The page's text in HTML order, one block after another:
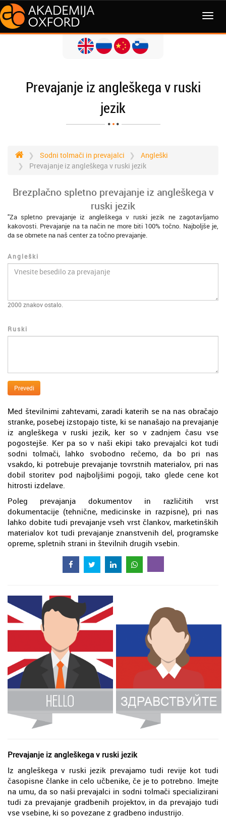
MENI
Prevajanje iz angleškega v ruski
jezik
Sodni tolmači in prevajalci
Angleški
Prevajanje iz angleškega v ruski jezik
Brezplačno spletno prevajanje iz angleškega v
ruski jezik
"Za spletno prevajanje iz angleškega v ruski jezik ne zagotavljamo
kakovosti. Prevajanje na ta način ne more biti 100% točno. Najboljše je,
da se obrnete na naš center za točno prevajanje.
Angleški
2000 znakov ostalo.
Ruski
Prevedi
Med številnimi zahtevami, zaradi katerih se na nas obračajo
stranke, posebej izstopajo tiste, ki se nanašajo na prevajanje
iz angleškega v ruski jezik, ker so v zadnjem času vse
pogostejše. Ker pa so v naši ekipi tako prevajalci kot tudi
sodni tolmači, lahko svobodno rečemo, da bo pri nas
vsakdo, ki potrebuje prevajanje tovrstnih materialov, pri nas
dobil storitev pod najboljšimi pogoji, tako glede cene kot
hitrosti izdelave.
Poleg prevajanja dokumentov in različitih vrst
dokumentacije (tehnične, medicinske in razpisne), pri nas
lahko dobite tudi prevajanje vseh vrst člankov, marketinških
materialov kot tudi prevajanje znanstvenih del, programske
opreme, spletnih strani in številnih drugih vsebin.
Prevajanje iz angleškega v ruski jezik
Iz angleškega v ruski jezik prevajamo tudi revije kot tudi
časopisne članke in celo učbenike, če je to potrebno. Imejte
na umu, da so naši prevajalci in sodni tolmači specializirani
tudi za prevajanje gradbenih projektov, in da prevajajo tudi
vse vsebine, ki so povezane z gradbeno industrijo.